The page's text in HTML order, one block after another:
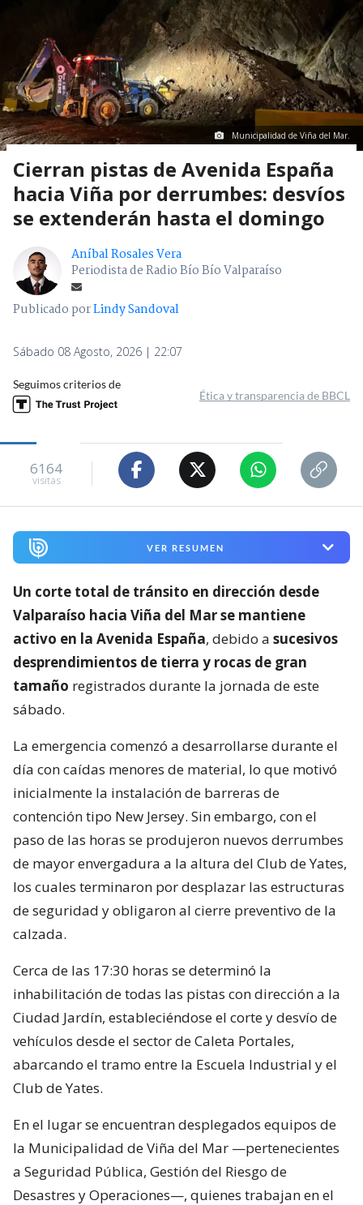
Municipalidad de Viña del Mar.
Cierran pistas de Avenida España
hacia Viña por derrumbes: desvíos
se extenderán hasta el domingo
Aníbal Rosales Vera
Periodista de Radio Bío Bío Valparaíso
Publicado porLindy Sandoval
Sábado 08 Agosto, 2026 | 22:07
Seguimos criterios de
Ética y transparencia de BBCL
6164
visitas
VER RESUMEN
Un corte total de tránsito en dirección desde
Valparaíso hacia Viña del Mar se mantiene
activo en la Avenida España, debido a sucesivos
desprendimientos de tierra y rocas de gran
tamaño registrados durante la jornada de este
sábado.
La emergencia comenzó a desarrollarse durante el
día con caídas menores de material, lo que motivó
inicialmente la instalación de barreras de
contención tipo New Jersey. Sin embargo, con el
paso de las horas se produjeron nuevos derrumbes
de mayor envergadura a la altura del Club de Yates,
los cuales terminaron por desplazar las estructuras
de seguridad y obligaron al cierre preventivo de la
calzada.
Cerca de las 17:30 horas se determinó la
inhabilitación de todas las pistas con dirección a la
Ciudad Jardín, estableciéndose el corte y desvío de
vehículos desde el sector de Caleta Portales,
abarcando el tramo entre la Escuela Industrial y el
Club de Yates.
En el lugar se encuentran desplegados equipos de
la Municipalidad de Viña del Mar —pertenecientes
a Seguridad Pública, Gestión del Riesgo de
Desastres y Operaciones—, quienes trabajan en el